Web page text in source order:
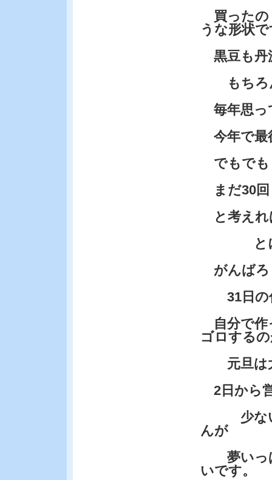
買ったの
うな形状
黒豆も丹
もちろ
毎年思っ
今年で最
でもでも
まだ30回
と考えれ
とにか
がんばろ
31日の
自分で作
ゴロする
元旦は
2日から
少ない
んが
夢いっ
いです。